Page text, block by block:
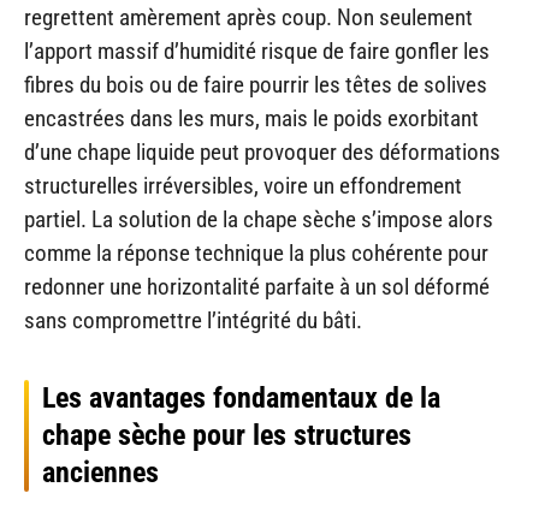
regrettent amèrement après coup. Non seulement
l’apport massif d’humidité risque de faire gonfler les
fibres du bois ou de faire pourrir les têtes de solives
encastrées dans les murs, mais le poids exorbitant
d’une chape liquide peut provoquer des déformations
structurelles irréversibles, voire un effondrement
partiel. La solution de la chape sèche s’impose alors
comme la réponse technique la plus cohérente pour
redonner une horizontalité parfaite à un sol déformé
sans compromettre l’intégrité du bâti.
Les avantages fondamentaux de la
chape sèche pour les structures
anciennes